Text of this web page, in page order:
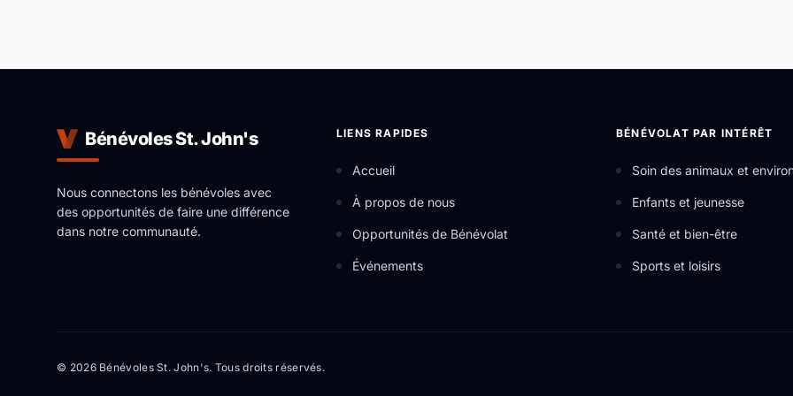
Bénévoles St. John's
Nous connectons les bénévoles avec
des opportunités de faire une différence
dans notre communauté.
LIENS RAPIDES
Accueil
À propos de nous
Opportunités de Bénévolat
Événements
BÉNÉVOLAT PAR INTÉRÊT
Soin des animaux et
Enfants et jeunesse
Santé et bien-être
Sports et loisirs
© 2026 Bénévoles St. John's. Tous droits réservés.